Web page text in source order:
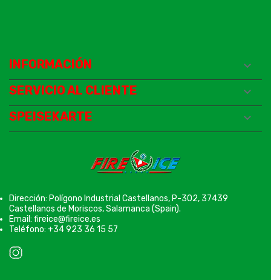
INFORMACIÓN

SERVICIO AL CLIENTE

SPEISEKARTE

Dirección: Polígono Industrial Castellanos, P-302, 37439
Castellanos de Moriscos, Salamanca (Spain).
Email: fireice@fireice.es
Teléfono: +34 923 36 15 57